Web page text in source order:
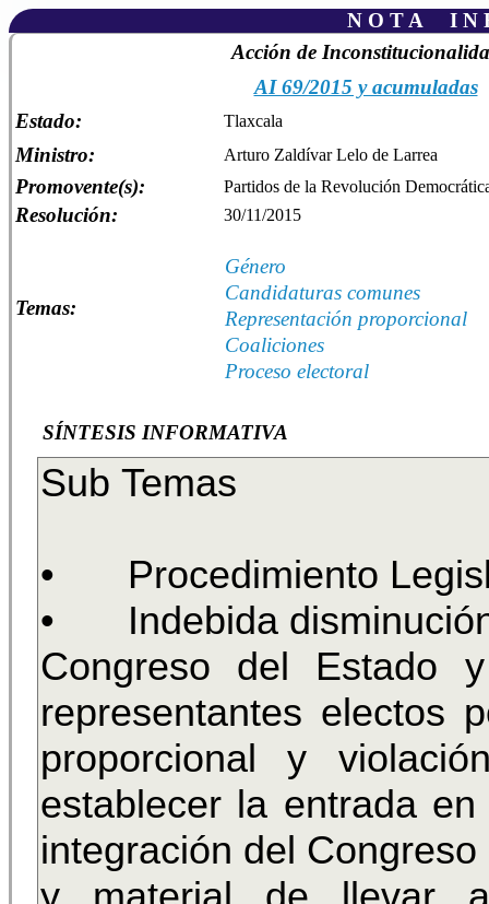
N O T A I N
Acción de
AI 69/2015 y acumuladas
Estado:
Tlaxcala
Ministro: Arturo Zaldívar Lelo de Larrea
Promovente(s): Partidos de la Revolución
Resolución: 30/11/2015
Temas:
Género
Candidaturas comunes
Representación proporcional
Coaliciones
Proceso electoral
SÍNTESIS INFORMATIVA